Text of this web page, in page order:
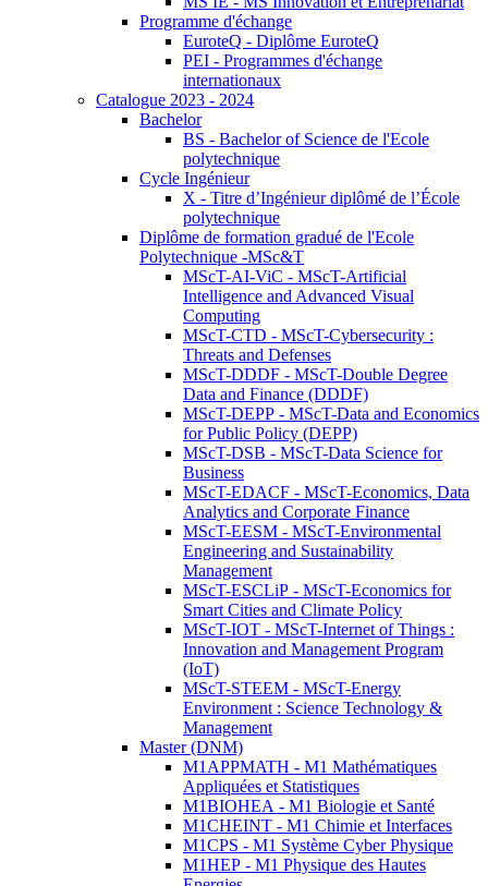
Programme d'échange
EuroteQ - Diplôme EuroteQ
PEI - Programmes d'échange
internationaux
Catalogue 2023 - 2024
Bachelor
BS - Bachelor of Science de l'Ecole
polytechnique
Cycle Ingénieur
X - Titre d’Ingénieur diplômé de l’École
polytechnique
Diplôme de formation gradué de l'Ecole
Polytechnique -MSc&T
MScT-AI-ViC - MScT-Artificial
Intelligence and Advanced Visual
Computing
MScT-CTD - MScT-Cybersecurity :
Threats and Defenses
MScT-DDDF - MScT-Double Degree
Data and Finance (DDDF)
MScT-DEPP - MScT-Data and Economics
for Public Policy (DEPP)
MScT-DSB - MScT-Data Science for
Business
MScT-EDACF - MScT-Economics, Data
Analytics and Corporate Finance
MScT-EESM - MScT-Environmental
Engineering and Sustainability
Management
MScT-ESCLiP - MScT-Economics for
Smart Cities and Climate Policy
MScT-IOT - MScT-Internet of Things :
Innovation and Management Program
(IoT)
MScT-STEEM - MScT-Energy
Environment : Science Technology &
Management
Master (DNM)
M1APPMATH - M1 Mathématiques
Appliquées et Statistiques
M1BIOHEA - M1 Biologie et Santé
M1CHEINT - M1 Chimie et Interfaces
M1CPS - M1 Système Cyber Physique
M1HEP - M1 Physique des Hautes